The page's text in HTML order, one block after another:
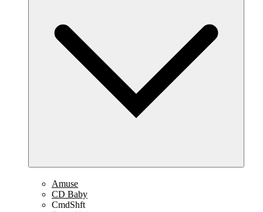
Amuse
CD Baby
CmdShft